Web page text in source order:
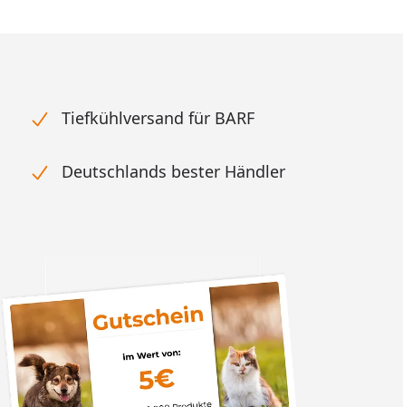
Tiefkühlversand für BARF
Deutschlands bester Händler